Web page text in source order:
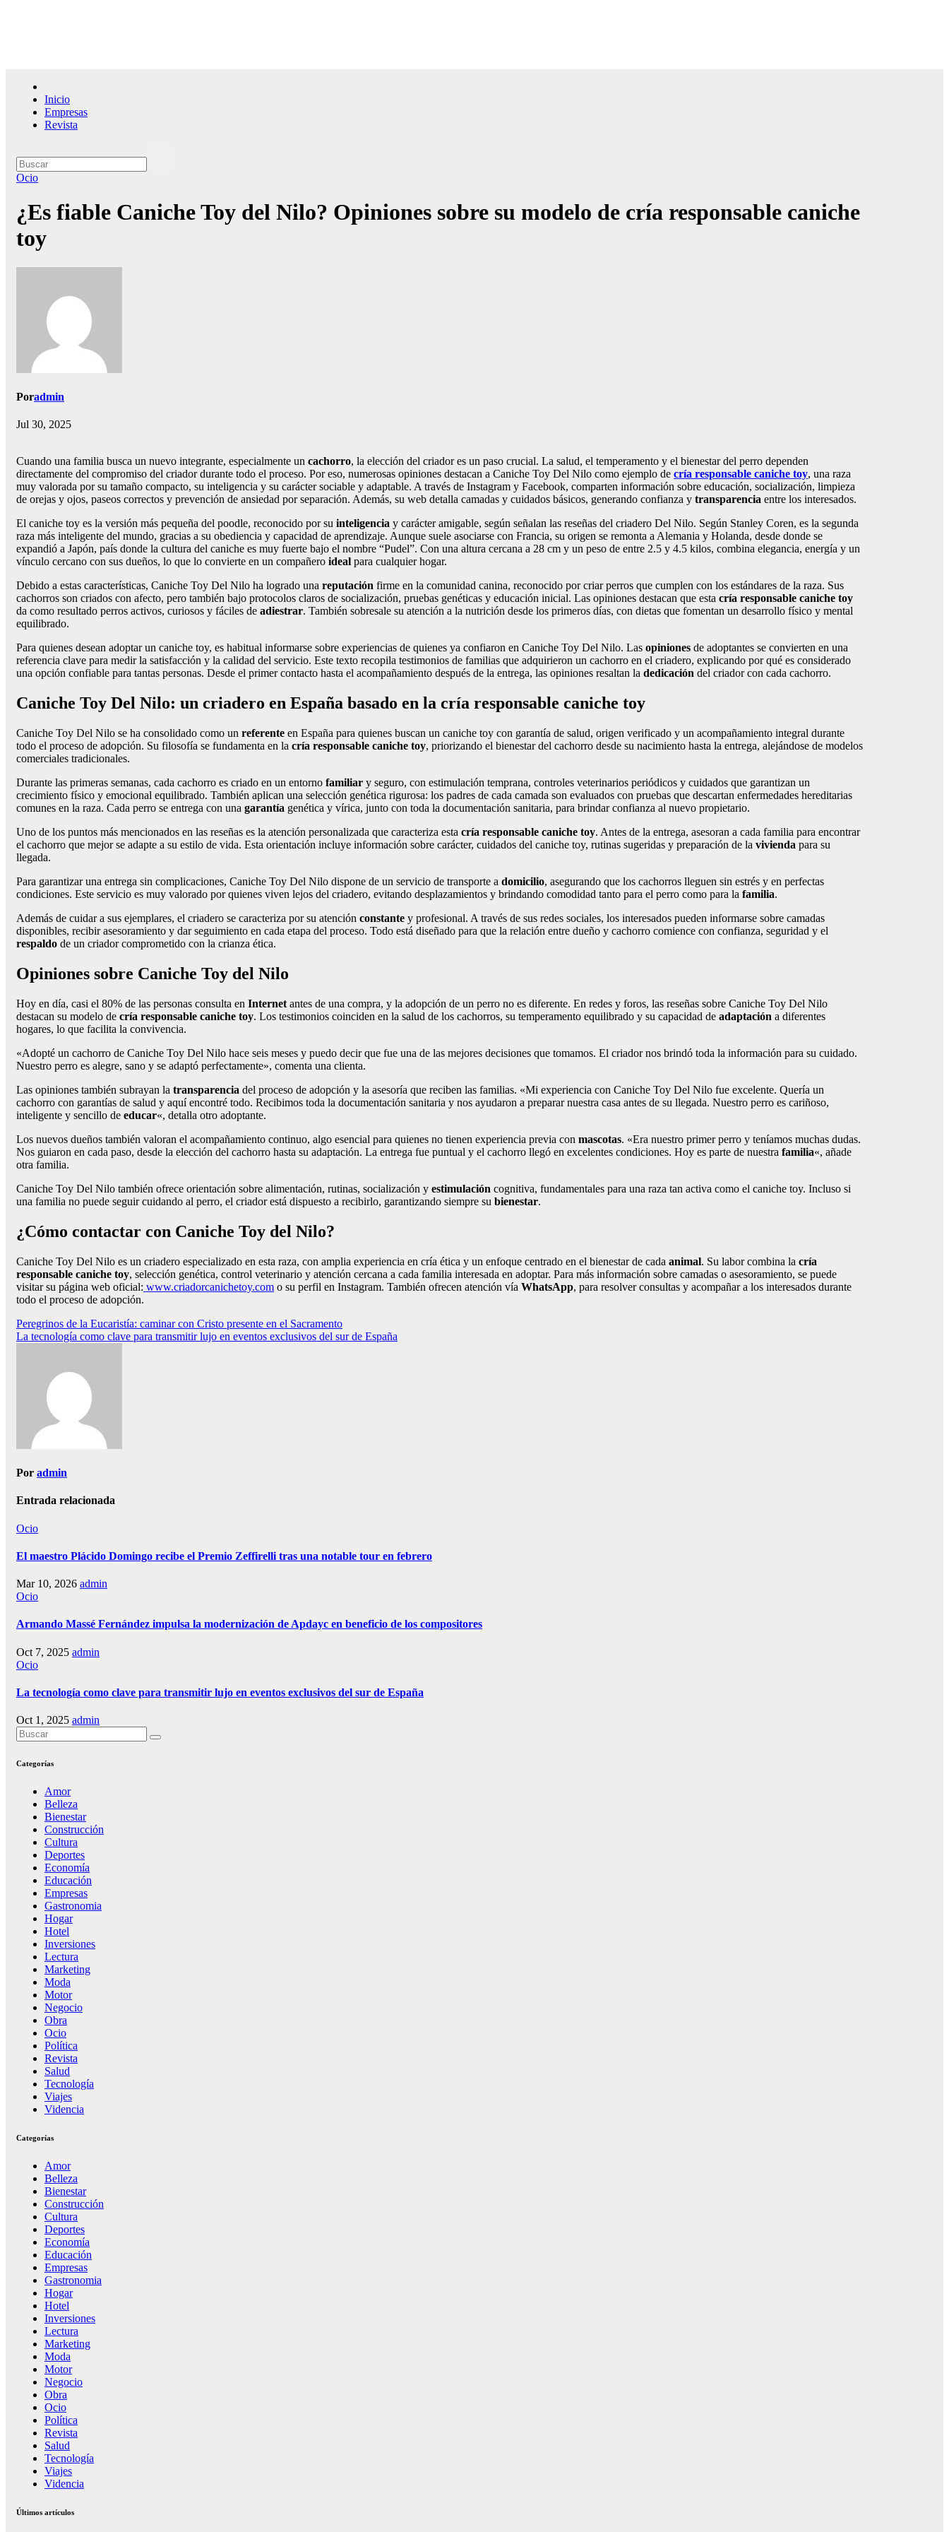
Inicio
Empresas
Revista
Ocio
¿Es fiable Caniche Toy del Nilo? Opiniones sobre su modelo de cría responsable caniche
toy
Poradmin
Jul 30, 2025
Cuando una familia busca un nuevo integrante, especialmente un cachorro, la elección del criador es un paso crucial. La salud, el temperamento y el bienestar del perro dependen
directamente del compromiso del criador durante todo el proceso. Por eso, numerosas opiniones destacan a Caniche Toy Del Nilo como ejemplo de cría responsable caniche toy, una raza
muy valorada por su tamaño compacto, su inteligencia y su carácter sociable y adaptable. A través de Instagram y Facebook, comparten información sobre educación, socialización, limpieza
de orejas y ojos, paseos correctos y prevención de ansiedad por separación. Además, su web detalla camadas y cuidados básicos, generando confianza y transparencia entre los interesados.
El caniche toy es la versión más pequeña del poodle, reconocido por su inteligencia y carácter amigable, según señalan las reseñas del criadero Del Nilo. Según Stanley Coren, es la segunda
raza más inteligente del mundo, gracias a su obediencia y capacidad de aprendizaje. Aunque suele asociarse con Francia, su origen se remonta a Alemania y Holanda, desde donde se
expandió a Japón, país donde la cultura del caniche es muy fuerte bajo el nombre “Pudel”. Con una altura cercana a 28 cm y un peso de entre 2.5 y 4.5 kilos, combina elegancia, energía y un
vínculo cercano con sus dueños, lo que lo convierte en un compañero ideal para cualquier hogar.
Debido a estas características, Caniche Toy Del Nilo ha logrado una reputación firme en la comunidad canina, reconocido por criar perros que cumplen con los estándares de la raza. Sus
cachorros son criados con afecto, pero también bajo protocolos claros de socialización, pruebas genéticas y educación inicial. Las opiniones destacan que esta cría responsable caniche toy
da como resultado perros activos, curiosos y fáciles de adiestrar. También sobresale su atención a la nutrición desde los primeros días, con dietas que fomentan un desarrollo físico y mental
equilibrado.
Para quienes desean adoptar un caniche toy, es habitual informarse sobre experiencias de quienes ya confiaron en Caniche Toy Del Nilo. Las opiniones de adoptantes se convierten en una
referencia clave para medir la satisfacción y la calidad del servicio. Este texto recopila testimonios de familias que adquirieron un cachorro en el criadero, explicando por qué es considerado
una opción confiable para tantas personas. Desde el primer contacto hasta el acompañamiento después de la entrega, las opiniones resaltan la dedicación del criador con cada cachorro.
Caniche Toy Del Nilo: un criadero en España basado en la cría responsable caniche toy
Caniche Toy Del Nilo se ha consolidado como un referente en España para quienes buscan un caniche toy con garantía de salud, origen verificado y un acompañamiento integral durante
todo el proceso de adopción. Su filosofía se fundamenta en la cría responsable caniche toy, priorizando el bienestar del cachorro desde su nacimiento hasta la entrega, alejándose de modelos
comerciales tradicionales.
Durante las primeras semanas, cada cachorro es criado en un entorno familiar y seguro, con estimulación temprana, controles veterinarios periódicos y cuidados que garantizan un
crecimiento físico y emocional equilibrado. También aplican una selección genética rigurosa: los padres de cada camada son evaluados con pruebas que descartan enfermedades hereditarias
comunes en la raza. Cada perro se entrega con una garantía genética y vírica, junto con toda la documentación sanitaria, para brindar confianza al nuevo propietario.
Uno de los puntos más mencionados en las reseñas es la atención personalizada que caracteriza esta cría responsable caniche toy. Antes de la entrega, asesoran a cada familia para encontrar
el cachorro que mejor se adapte a su estilo de vida. Esta orientación incluye información sobre carácter, cuidados del caniche toy, rutinas sugeridas y preparación de la vivienda para su
llegada.
Para garantizar una entrega sin complicaciones, Caniche Toy Del Nilo dispone de un servicio de transporte a domicilio, asegurando que los cachorros lleguen sin estrés y en perfectas
condiciones. Este servicio es muy valorado por quienes viven lejos del criadero, evitando desplazamientos y brindando comodidad tanto para el perro como para la familia.
Además de cuidar a sus ejemplares, el criadero se caracteriza por su atención constante y profesional. A través de sus redes sociales, los interesados pueden informarse sobre camadas
disponibles, recibir asesoramiento y dar seguimiento en cada etapa del proceso. Todo está diseñado para que la relación entre dueño y cachorro comience con confianza, seguridad y el
respaldo de un criador comprometido con la crianza ética.
Opiniones sobre Caniche Toy del Nilo
Hoy en día, casi el 80% de las personas consulta en Internet antes de una compra, y la adopción de un perro no es diferente. En redes y foros, las reseñas sobre Caniche Toy Del Nilo
destacan su modelo de cría responsable caniche toy. Los testimonios coinciden en la salud de los cachorros, su temperamento equilibrado y su capacidad de adaptación a diferentes
hogares, lo que facilita la convivencia.
«Adopté un cachorro de Caniche Toy Del Nilo hace seis meses y puedo decir que fue una de las mejores decisiones que tomamos. El criador nos brindó toda la información para su cuidado.
Nuestro perro es alegre, sano y se adaptó perfectamente», comenta una clienta.
Las opiniones también subrayan la transparencia del proceso de adopción y la asesoría que reciben las familias. «Mi experiencia con Caniche Toy Del Nilo fue excelente. Quería un
cachorro con garantías de salud y aquí encontré todo. Recibimos toda la documentación sanitaria y nos ayudaron a preparar nuestra casa antes de su llegada. Nuestro perro es cariñoso,
inteligente y sencillo de educar«, detalla otro adoptante.
Los nuevos dueños también valoran el acompañamiento continuo, algo esencial para quienes no tienen experiencia previa con mascotas. «Era nuestro primer perro y teníamos muchas dudas.
Nos guiaron en cada paso, desde la elección del cachorro hasta su adaptación. La entrega fue puntual y el cachorro llegó en excelentes condiciones. Hoy es parte de nuestra familia«, añade
otra familia.
Caniche Toy Del Nilo también ofrece orientación sobre alimentación, rutinas, socialización y estimulación cognitiva, fundamentales para una raza tan activa como el caniche toy. Incluso si
una familia no puede seguir cuidando al perro, el criador está dispuesto a recibirlo, garantizando siempre su bienestar.
¿Cómo contactar con Caniche Toy del Nilo?
Caniche Toy Del Nilo es un criadero especializado en esta raza, con amplia experiencia en cría ética y un enfoque centrado en el bienestar de cada animal. Su labor combina la cría
responsable caniche toy, selección genética, control veterinario y atención cercana a cada familia interesada en adoptar. Para más información sobre camadas o asesoramiento, se puede
visitar su página web oficial: www.criadorcanichetoy.com o su perfil en Instagram. También ofrecen atención vía WhatsApp, para resolver consultas y acompañar a los interesados durante
todo el proceso de adopción.
Navegación
de
Peregrinos de la Eucaristía: caminar con Cristo presente en el Sacramento
La tecnología como clave para transmitir lujo en eventos exclusivos del sur de España
Por admin
Entrada relacionada
Ocio
El maestro Plácido Domingo recibe el Premio Zeffirelli tras una notable tour en febrero
Mar 10, 2026 admin
Ocio
Armando Massé Fernández impulsa la modernización de Apdayc en beneficio de los compositores
Oct 7, 2025 admin
Ocio
La tecnología como clave para transmitir lujo en eventos exclusivos del sur de España
Oct 1, 2025 admin
Categorías
Amor
Belleza
Bienestar
Construcción
Cultura
Deportes
Economía
Educación
Empresas
Gastronomia
Hogar
Hotel
Inversiones
Lectura
Marketing
Moda
Motor
Negocio
Obra
Ocio
Política
Revista
Salud
Tecnología
Viajes
Videncia
Categorías
Amor
Belleza
Bienestar
Construcción
Cultura
Deportes
Economía
Educación
Empresas
Gastronomia
Hogar
Hotel
Inversiones
Lectura
Marketing
Moda
Motor
Negocio
Obra
Ocio
Política
Revista
Salud
Tecnología
Viajes
Videncia
Últimos artículos